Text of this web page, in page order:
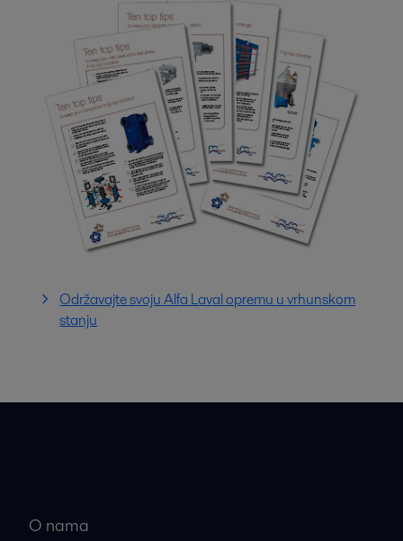
Održavajte svoju Alfa Laval opremu u vrhunskom
stanju
O nama